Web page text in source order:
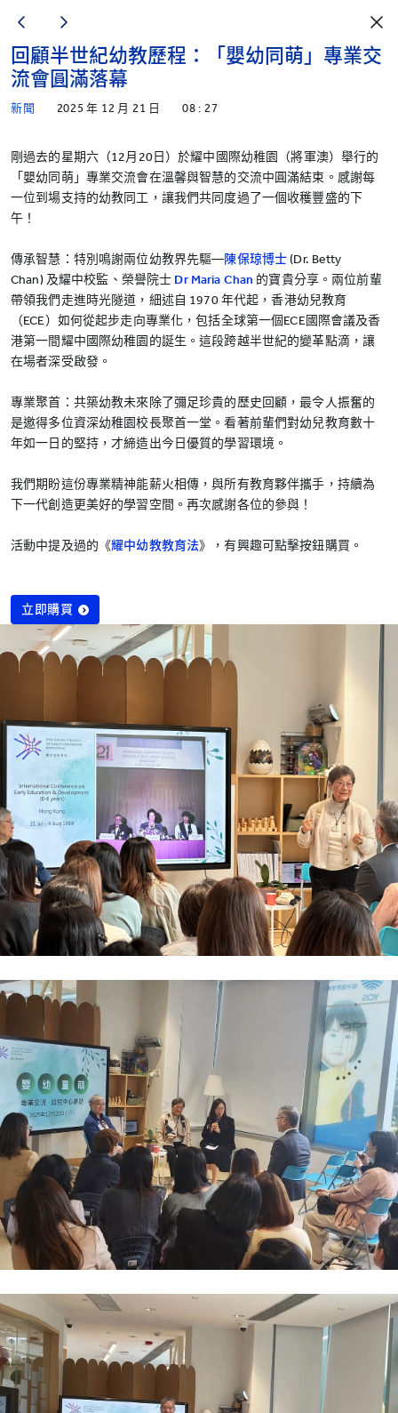
回顧半世紀幼教歷程：「嬰幼同萌」專業交
流會圓滿落幕
新聞 2025 年 12 月 21 日 08 : 27
剛過去的星期六（12月20日）於耀中國際幼稚園（將軍澳）舉行的
「嬰幼同萌」專業交流會在溫馨與智慧的交流中圓滿結束。感謝每
一位到場支持的幼教同工，讓我們共同度過了一個收穫豐盛的下
午！
傳承智慧：特別鳴謝兩位幼教界先驅—陳保琼博士 (Dr. Betty
Chan) 及耀中校監、榮譽院士 Dr Maria Chan 的寶貴分享。兩位前輩
帶領我們走進時光隧道，細述自 1970 年代起，香港幼兒教育
（ECE）如何從起步走向專業化，包括全球第一個ECE國際會議及香
港第一間耀中國際幼稚園的誕生。這段跨越半世紀的變革點滴，讓
在場者深受啟發。
專業聚首：共築幼教未來除了彌足珍貴的歷史回顧，最令人振奮的
是邀得多位資深幼稚園校長聚首一堂。看著前輩們對幼兒教育數十
年如一日的堅持，才締造出今日優質的學習環境。
我們期盼這份專業精神能薪火相傳，與所有教育夥伴攜手，持續為
下一代創造更美好的學習空間。再次感謝各位的參與！
活動中提及過的《耀中幼教教育法》，有興趣可點擊按鈕購買。
立即購買